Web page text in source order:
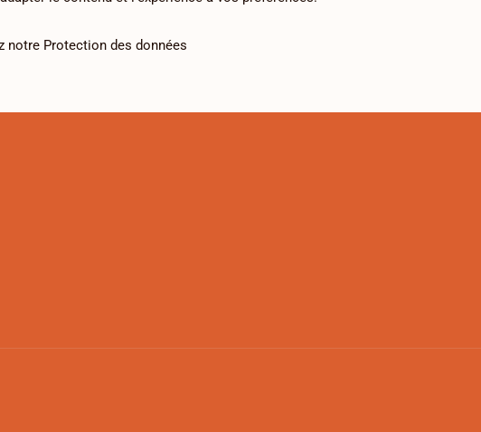
notre Protection des données